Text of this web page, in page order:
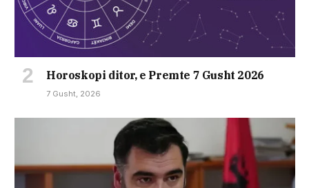
Horoskopi ditor, e Premte 7 Gusht 2026
7 Gusht, 2026